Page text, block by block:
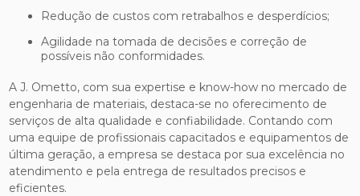
Redução de custos com retrabalhos e desperdícios;
Agilidade na tomada de decisões e correção de
possíveis não conformidades.
A J. Ometto, com sua expertise e know-how no mercado de
engenharia de materiais, destaca-se no oferecimento de
serviços de alta qualidade e confiabilidade. Contando com
uma equipe de profissionais capacitados e equipamentos de
última geração, a empresa se destaca por sua excelência no
atendimento e pela entrega de resultados precisos e
eficientes.